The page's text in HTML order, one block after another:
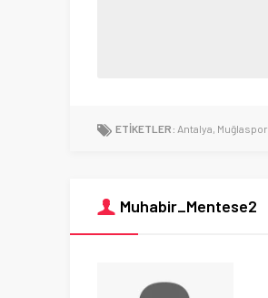
ETİKETLER: Antalya, Muğlaspor
Muhabir_Mentese2